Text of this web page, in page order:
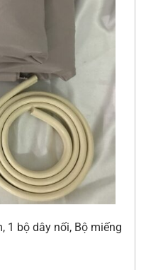
1 bộ dây nối, Bộ miếng